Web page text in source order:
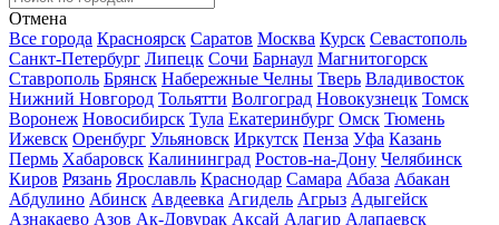
Отмена
Все города Красноярск Саратов Москва Курск Севастополь
Санкт-Петербург Липецк Сочи Барнаул Магнитогорск
Ставрополь Брянск Набережные Челны Тверь Владивосток
Нижний Новгород Тольятти Волгоград Новокузнецк Томск
Воронеж Новосибирск Тула Екатеринбург Омск Тюмень
Ижевск Оренбург Ульяновск Иркутск Пенза Уфа Казань
Пермь Хабаровск Калининград Ростов-на-Дону Челябинск
Киров Рязань Ярославль Краснодар Самара Абаза Абакан
Абдулино Абинск Авдеевка Агидель Агрыз Адыгейск
Азнакаево Азов Ак-Довурак Аксай Алагир Алапаевск